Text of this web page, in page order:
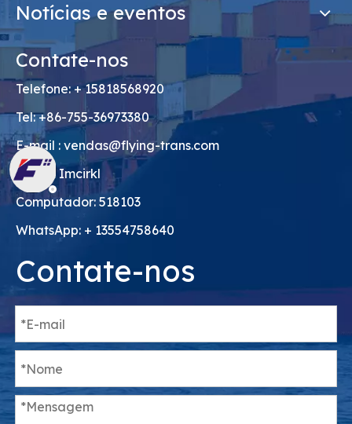
Notícias e eventos
Contate-nos
Telefone: + 15818568920
Tel: +86-755-36973380
E-mail : vendas@flying-trans.com
Skype: Imcirkl
Computador: 518103
WhatsApp: + 13554758640
Contate-nos